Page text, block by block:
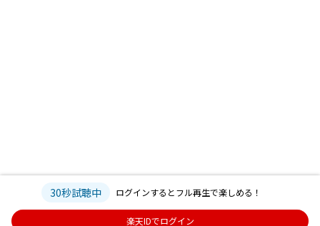
30秒試聴中 ログインするとフル再生で楽しめる！
楽天IDでログイン